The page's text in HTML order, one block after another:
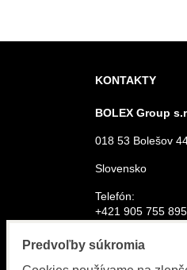
KONTAKTY
BOLEX Group
018 53 Bolešov
Slovensko
Telefón:
+421 905 755 895
E-mail:
Predvoľby súkromia